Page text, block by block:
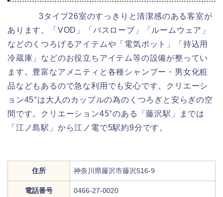
3タイプ26室のすっきりと清潔感のある客室が
あります。「VOD」「バスローブ」「ルームウェア」
などのくつろげるアイテムや「電気ポット」「持込用
冷蔵庫」などのお役立ちアイテム等の設備が整ってい
ます。豊富なアメニティと各種シャンプー・男女化粧
品などもあるので急な利用でも安心です。クリエーシ
ョン45°は大人のカップルの為のくつろぎと安らぎの空
間です。クリエーション45°のある「藤沢駅」までは
「江ノ島駅」から江ノ電で5駅約9分です。
住所 神奈川県藤沢市藤沢516-9
電話番号 0466-27-0020